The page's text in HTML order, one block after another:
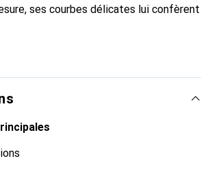
ses courbes délicates lui confèrent
pour votre smartphone. Reconnaître
un choix sûr pour une clientèle